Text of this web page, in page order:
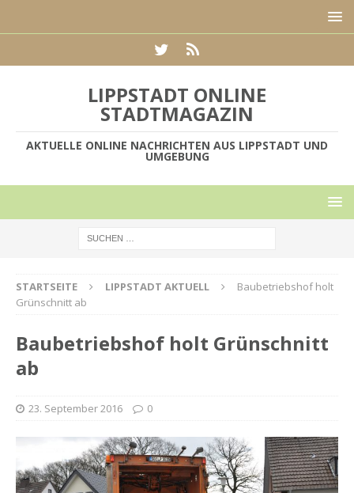
LIPPSTADT ONLINE
STADTMAGAZIN
AKTUELLE ONLINE NACHRICHTEN AUS LIPPSTADT UND
UMGEBUNG
STARTSEITE LIPPSTADT AKTUELL
Baubetriebshof holt
Grünschnitt ab
Baubetriebshof holt Grünschnitt
ab
23. September 2016 0